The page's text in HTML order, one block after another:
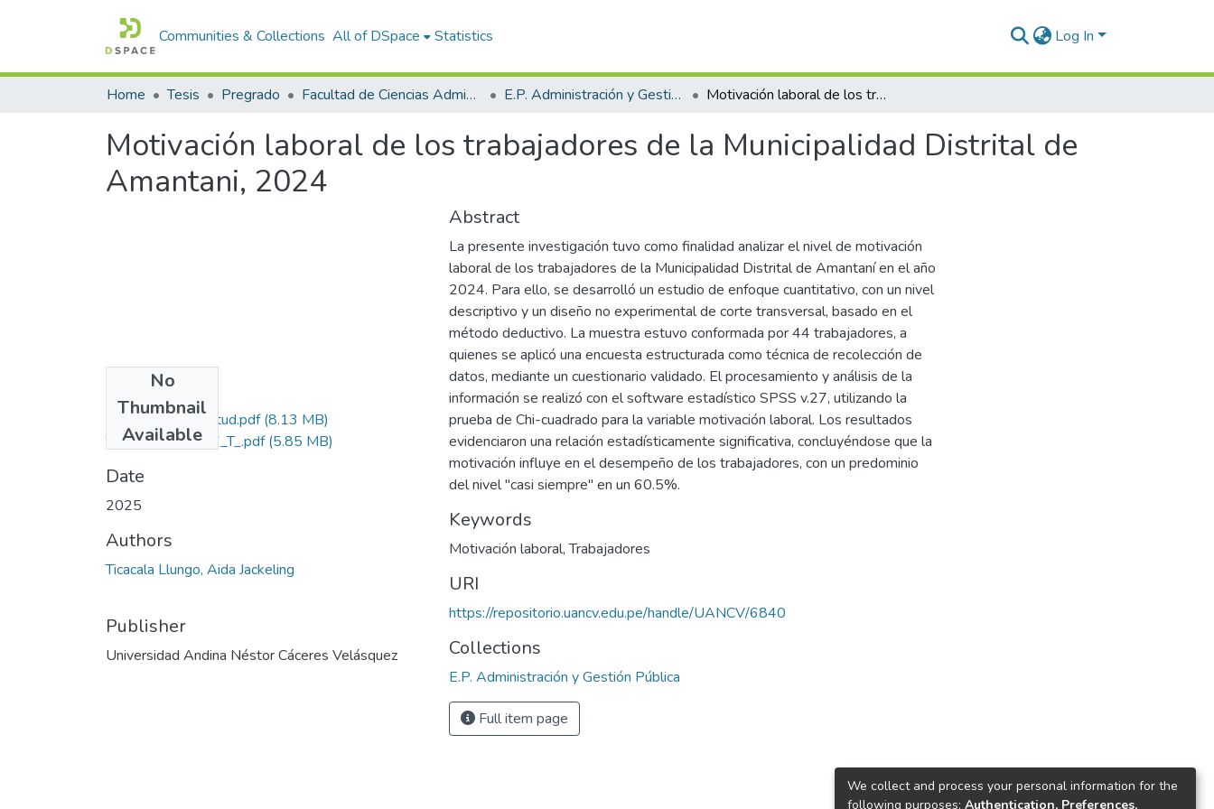
Communities & Collections All of DSpace Statistics Log In
Home Tesis Pregrado Facultad de Ciencias Administrativas E.P. Administración y Gestión Pública Motivación laboral de los trabajadores de la Municipalidad Distrital de Amantani, 2024
Motivación laboral de los trabajadores de la Municipalidad Distrital de
Amantani, 2024
No
Thumbnail
Available
Grado de Similitud.pdf(8.13 MB)
T036_73897576_T_.pdf(5.85 MB)
Date
2025
Authors
Ticacala Llungo, Aida Jackeling
Publisher
Universidad Andina Néstor Cáceres Velásquez
Abstract
La presente investigación tuvo como finalidad analizar el nivel de motivación
laboral de los trabajadores de la Municipalidad Distrital de Amantaní en el año
2024. Para ello, se desarrolló un estudio de enfoque cuantitativo, con un nivel
descriptivo y un diseño no experimental de corte transversal, basado en el
método deductivo. La muestra estuvo conformada por 44 trabajadores, a
quienes se aplicó una encuesta estructurada como técnica de recolección de
datos, mediante un cuestionario validado. El procesamiento y análisis de la
información se realizó con el software estadístico SPSS v.27, utilizando la
prueba de Chi-cuadrado para la variable motivación laboral. Los resultados
evidenciaron una relación estadísticamente significativa, concluyéndose que la
motivación influye en el desempeño de los trabajadores, con un predominio
del nivel "casi siempre" en un 60.5%.
Keywords
Motivación laboral,Trabajadores
URI
https://repositorio.uancv.edu.pe/handle/UANCV/6840
Collections
E.P. Administración y Gestión Pública
Full item page
We collect and process your personal information for the
following purposes: Authentication, Preferences,